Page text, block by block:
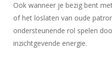
Ook wanneer je bezig bent
of het loslaten van oude
ondersteunende rol spelen
inzichtgevende energie.